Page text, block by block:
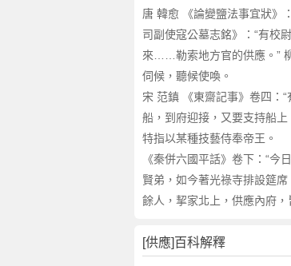
應
的
意
思
供
應
的
英
文
翻
譯
唐 韓愈 《論變鹽法事宜狀》
司副使寇公墓志銘》：“有校
來……勒索地方官的供應。”
伺候，聽候使喚。
宋 范鎮 《東齋記事》卷四：
船，到府迎接，又要支持船
特指以某種技藝侍奉帝王。
《秦併六國平話》卷下：“
賢弟，如今著光祿寺排設筵
餘人，挈家北上，供應內府
[供應]百科解釋